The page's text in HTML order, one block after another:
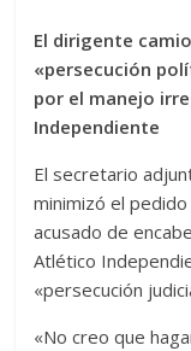
El dirigente
«persecución
por el manejo
Independiente
El secretario
minimizó el
acusado de
Atlético
«persecución
«No creo que